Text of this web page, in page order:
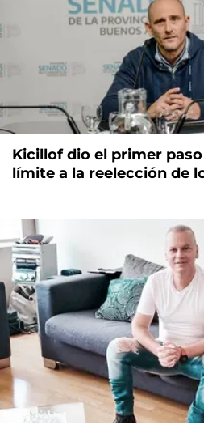
Kicillof dio el primer
límite a la reelección de